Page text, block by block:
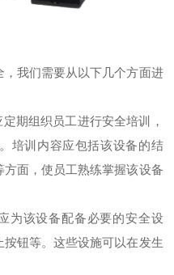
我们需要从以下几个方面进
组织员工进行安全培训，
培训内容应包括该设备的结
面，使员工熟练掌握该设备
该设备配备必要的安全设
钮等。这些设施可以在发生